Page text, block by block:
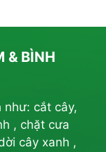
& BÌNH
như: cắt cây,
, chặt cưa
cây xanh ,